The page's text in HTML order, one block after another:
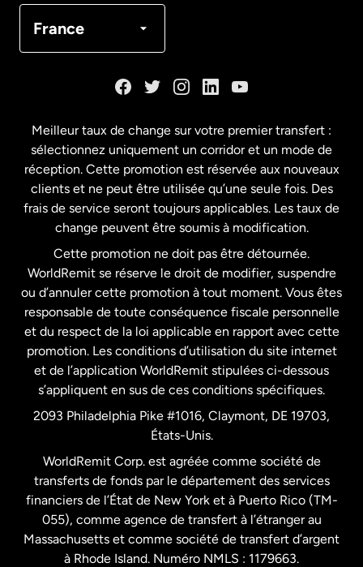
France
Français
États-Unis English
États-Unis Español
France
Malaisie
Nouvelle-Zélande
Pays-Bas
Royaume-Uni
Suède
Meilleur taux de change sur votre premier transfert :
sélectionnez uniquement un corridor et un mode de
réception. Cette promotion est réservée aux nouveaux
clients et ne peut être utilisée qu’une seule fois. Des
frais de service seront toujours applicables. Les taux de
change peuvent être soumis à modification.
Cette promotion ne doit pas être détournée.
WorldRemit se réserve le droit de modifier, suspendre
ou d’annuler cette promotion à tout moment. Vous êtes
responsable de toute conséquence fiscale personnelle
et du respect de la loi applicable en rapport avec cette
promotion. Les conditions d’utilisation du site internet
et de l’application WorldRemit stipulées ci-dessous
s’appliquent en sus de ces conditions spécifiques.
2093 Philadelphia Pike #1016, Claymont, DE 19703,
États-Unis.
WorldRemit Corp. est agréée comme société de
transferts de fonds par le département des services
financiers de l’État de New York et à Puerto Rico (TM-
055), comme agence de transfert à l’étranger au
Massachusetts et comme société de transfert d’argent
à Rhode Island. Numéro NMLS : 1179663.